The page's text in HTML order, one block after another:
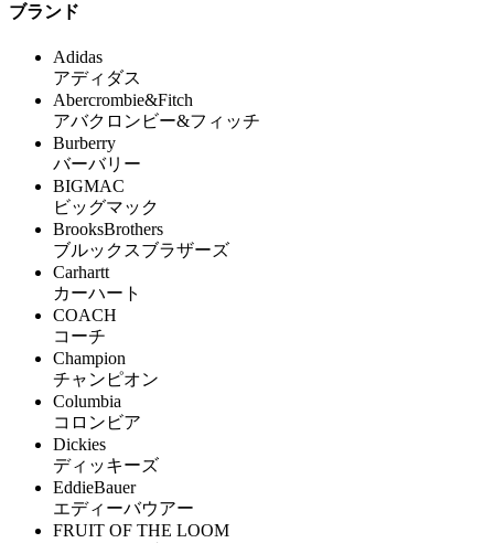
ブランド
Adidas
アディダス
Abercrombie&Fitch
アバクロンビー&フィッチ
Burberry
バーバリー
BIGMAC
ビッグマック
BrooksBrothers
ブルックスブラザーズ
Carhartt
カーハート
COACH
コーチ
Champion
チャンピオン
Columbia
コロンビア
Dickies
ディッキーズ
EddieBauer
エディーバウアー
FRUIT OF THE LOOM